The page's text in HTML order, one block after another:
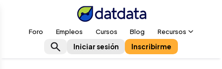
Foro Empleos Cursos Blog Recursos
Iniciar sesión Inscribirme